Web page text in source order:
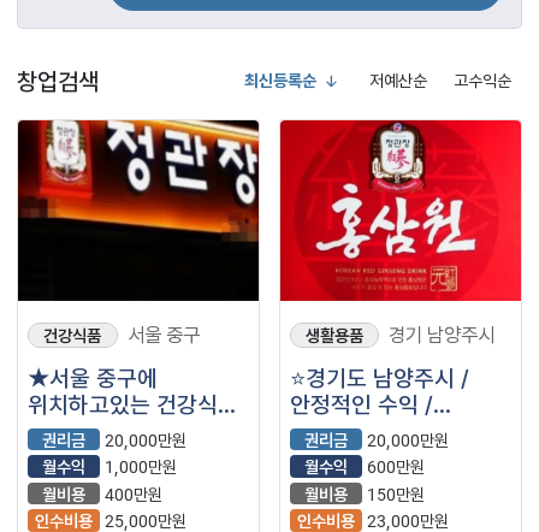
창업검색 최신등록순 저예산순 고수익순
건강식품 서울 중구
★서울 중구에
위치하고있는 건강식품
1등 정관장입니다 ~★
권리금
20,000만원
월수익
1,000만원
월비용
400만원
인수비용 25,000만원
생활용품 경기 남양주시
⭐경기도 남양주시 /
안정적인 수익 /
평생브랜드 / ＂정관장
＂ 입니다.⭐
권리금
20,000만원
월수익
600만원
월비용
150만원
인수비용 23,000만원